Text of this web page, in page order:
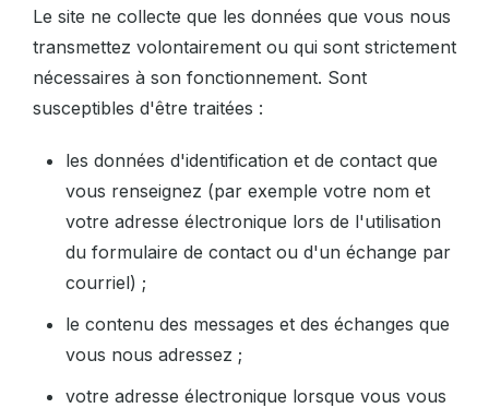
Le site ne collecte que les données que vous nous
transmettez volontairement ou qui sont strictement
nécessaires à son fonctionnement. Sont
susceptibles d'être traitées :
les données d'identification et de contact que
vous renseignez (par exemple votre nom et
votre adresse électronique lors de l'utilisation
du formulaire de contact ou d'un échange par
courriel) ;
le contenu des messages et des échanges que
vous nous adressez ;
votre adresse électronique lorsque vous vous